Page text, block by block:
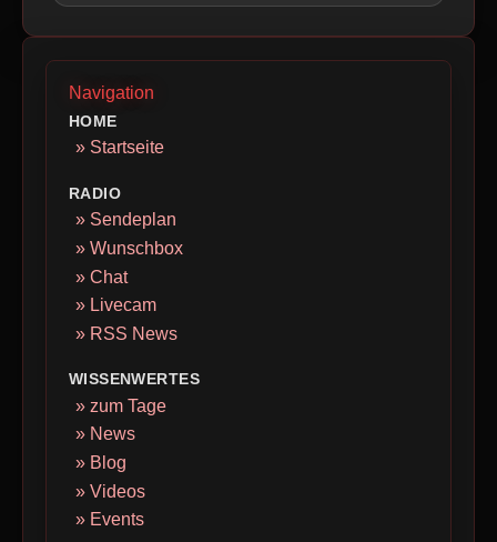
Navigation
HOME
» Startseite
RADIO
» Sendeplan
» Wunschbox
» Chat
» Livecam
» RSS News
WISSENWERTES
» zum Tage
» News
» Blog
» Videos
» Events